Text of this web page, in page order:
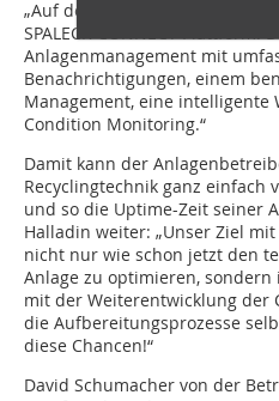
„Auf der IFAT 2022 in
SPALECK CONNECT
Anlagenmanagement mit
Benachrichtigungen, einem
Management, eine intelligente
Condition Monitoring.“
Damit kann der
Recyclingtechnik ganz einfach
und so die Uptime-Zeit seiner
Halladin weiter: „Unser Ziel mit
nicht nur wie schon jetzt den
Anlage zu optimieren, sondern
mit der Weiterentwicklung der
die Aufbereitungsprozesse
diese Chancen!“
David Schumacher von der